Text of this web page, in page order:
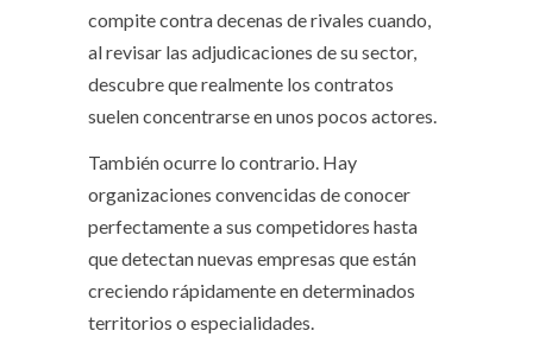
compite contra decenas de rivales cuando,
al revisar las adjudicaciones de su sector,
descubre que realmente los contratos
suelen concentrarse en unos pocos actores.
También ocurre lo contrario. Hay
organizaciones convencidas de conocer
perfectamente a sus competidores hasta
que detectan nuevas empresas que están
creciendo rápidamente en determinados
territorios o especialidades.